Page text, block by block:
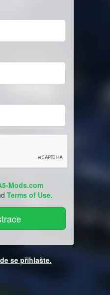
Mods.com
Terms of Use.
se přihlašte.